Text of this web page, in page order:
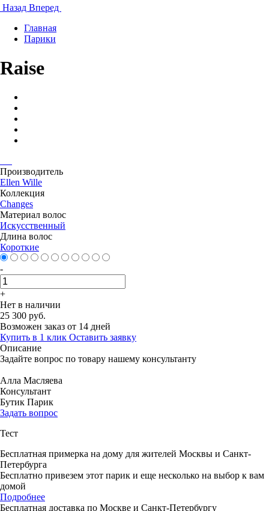
Назад Вперед
Главная
Парики
Raise
Производитель
Ellen Wille
Коллекция
Changes
Материал волос
Искусственный
Длина волос
Короткие
-
+
Нет в наличии
25 300 руб.
Возможен заказ от 14 дней
Купить в 1 клик Оставить заявку
Описание
Задайте вопрос по товару нашему консультанту
Алла Масляева
Консультант
Бутик Парик
Задать вопрос
Тест
Бесплатная примерка на дому для жителей Москвы и Санкт-
Петербурга
Бесплатно привезем этот парик и еще несколько на выбор к вам
домой
Подробнее
Бесплатная доставка по Москве и Санкт-Петербургу